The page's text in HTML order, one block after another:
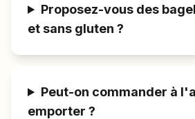
Proposez-vous des
et sans gluten ?
Peut-on commander à
emporter ?